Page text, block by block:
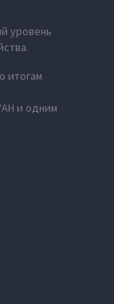
уровень
итогам
и одним